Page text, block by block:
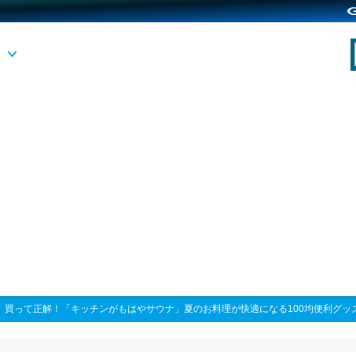
買って正解！「キッチンがもはやサウナ」夏のお料理が快適になる100均便利グッ